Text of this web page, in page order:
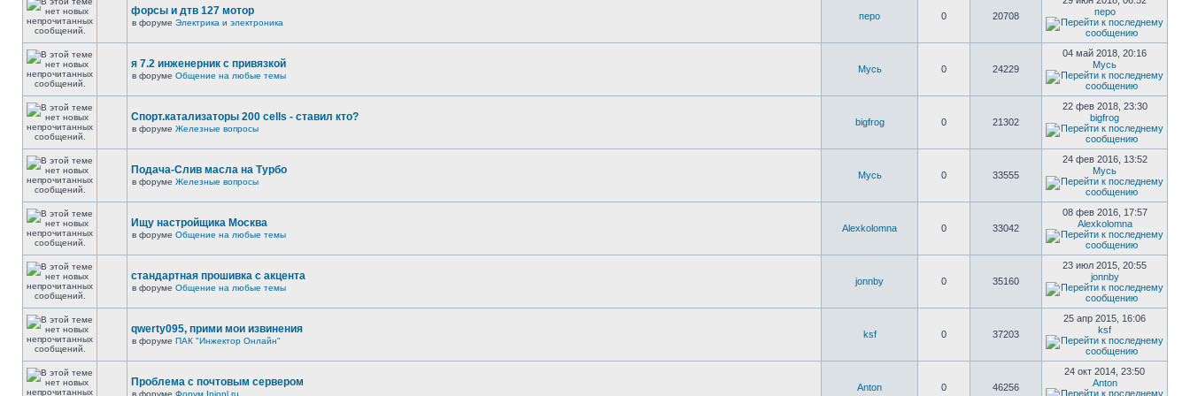
форсы и дтв 127 мотор
в форуме Электрика и электроника
перо 0 20708
перо
я 7.2 инженерник с привязкой
в форуме Общение на любые темы
Мусь 0 24229
04 май 2018, 20:16
Мусь
Спорт.катализаторы 200 cells - ставил кто?
в форуме Железные вопросы
bigfrog 0 21302
22 фев 2018, 23:30
bigfrog
Подача-Слив масла на Турбо
в форуме Железные вопросы
Мусь 0 33555
24 фев 2016, 13:52
Мусь
Ищу настройщика Москва
в форуме Общение на любые темы
Alexkolomna 0 33042
08 фев 2016, 17:57
Alexkolomna
стандартная прошивка с акцента
в форуме Общение на любые темы
jonnby 0 35160
23 июл 2015, 20:55
jonnby
qwerty095, прими мои извинения
в форуме ПАК "Инжектор Онлайн"
ksf 0 37203
25 апр 2015, 16:06
ksf
Проблема с почтовым сервером
в форуме Форум Injonl.ru
Anton 0 46256
24 окт 2014, 23:50
Anton